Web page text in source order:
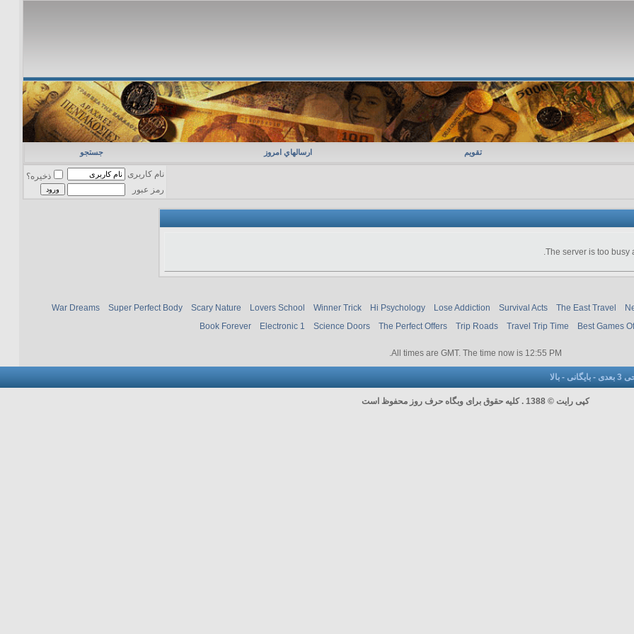
تقویم ارسالهاي امروز جستجو
نام کاربری
ذخیره؟
رمز عبور
The server is too busy
War Dreams Super Perfect Body Scary Nature Lovers School Winner Trick Hi Psychology Lose Addiction Survival Acts The East Travel
Book Forever
Electronic 1 Science Doors The Perfect Offers Trip Roads Travel Trip Time Best Games Of
All times are GMT. The time now is 12:55 PM
.
- بایگانی - بالا
کپی رایت © 1388 . کلیه حقوق برای وبگاه حرف روز محفوظ است